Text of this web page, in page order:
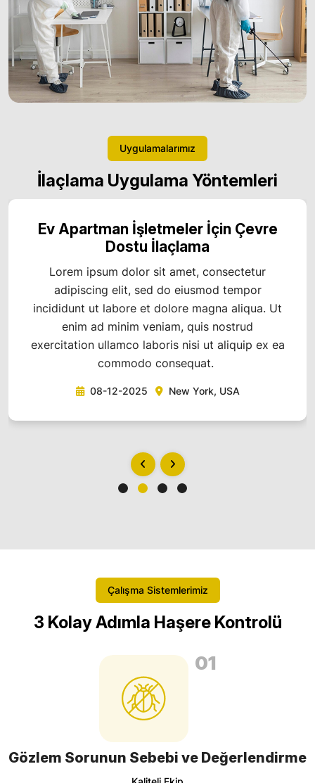
Uygulamalarımız
İlaçlama Uygulama Yöntemleri
Ev Apartman İşletmeler İçin Çevre
Dostu İlaçlama
Lorem ipsum dolor sit amet, consectetur
adipiscing elit, sed do eiusmod tempor
incididunt ut labore et dolore magna aliqua. Ut
enim ad minim veniam, quis nostrud
exercitation ullamco laboris nisi ut aliquip ex ea
commodo consequat.
08-12-2025 New York, USA
Çalışma Sistemlerimiz
3 Kolay Adımla Haşere Kontrolü
01
Gözlem Sorunun Sebebi ve Değerlendirme